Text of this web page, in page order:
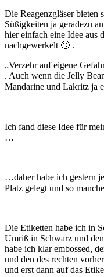
Die Reagenzgläser bieten
Süßigkeiten ja geradezu
hier einfach eine Idee aus
nachgewerkelt 🙂 .
„Verzehr auf eigene
. Auch wenn die Jelly
Mandarine und Lakritz ja
Ich fand diese Idee für
…
…daher habe ich gestern
Platz gelegt und so
Die Etiketten habe ich in
Umriß in Schwarz und
habe ich klar embossed,
und den des rechten
und erst dann auf das